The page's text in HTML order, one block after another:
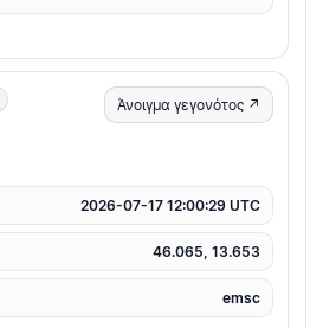
Άνοιγμα γεγονότος ↗
2026-07-17 12:00:29 UTC
46.065, 13.653
emsc